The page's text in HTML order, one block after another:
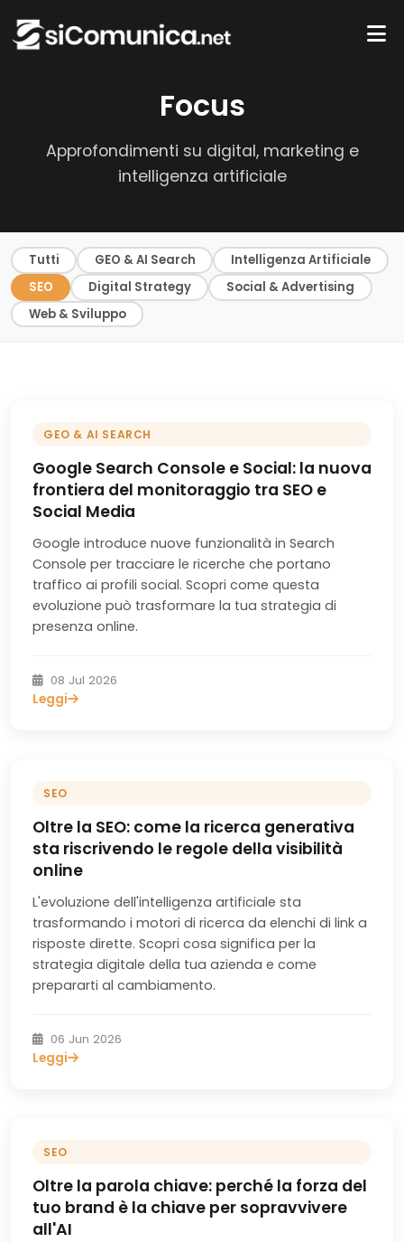
Focus
Approfondimenti su digital, marketing e
intelligenza artificiale
Tutti GEO & AI Search
Intelligenza Artificiale
SEO
Digital Strategy
Social & Advertising
Web & Sviluppo
GEO & AI SEARCH
Google Search Console e Social: la nuova
frontiera del monitoraggio tra SEO e
Social Media
Google introduce nuove funzionalità in Search
Console per tracciare le ricerche che portano
traffico ai profili social. Scopri come questa
evoluzione può trasformare la tua strategia di
presenza online.
08 Jul 2026
Leggi
SEO
Oltre la SEO: come la ricerca generativa
sta riscrivendo le regole della visibilità
online
L'evoluzione dell'intelligenza artificiale sta
trasformando i motori di ricerca da elenchi di link a
risposte dirette. Scopri cosa significa per la
strategia digitale della tua azienda e come
prepararti al cambiamento.
06 Jun 2026
Leggi
SEO
Oltre la parola chiave: perché la forza del
tuo brand è la chiave per sopravvivere
all'AI